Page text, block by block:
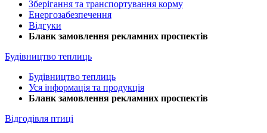
Зберігання та транспортування корму
Енергозабезпечення
Відгуки
Бланк замовлення рекламних проспектів
Будівництво теплиць
Будівництво теплиць
Уся інформація та продукція
Бланк замовлення рекламних проспектів
Відгодівля птиці